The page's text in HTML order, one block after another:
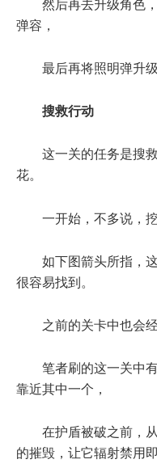
然后再去升级角色
弹容，
最后再将照明弹升
搜救行动
这一关的任务是搜
花。
一开始，不多说，
如下图箭头所指，
很容易找到。
之前的关卡中也会
笔者刷的这一关中
靠近其中一个，
在护盾被破之前，
的摧毁，让它辐射禁用